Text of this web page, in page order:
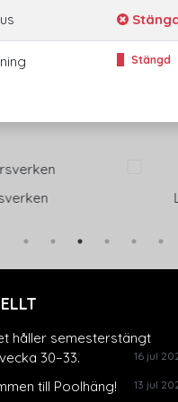
Stängd
håller semesterstängt
30–33.
16 jul
till Poolhäng! 13 jul